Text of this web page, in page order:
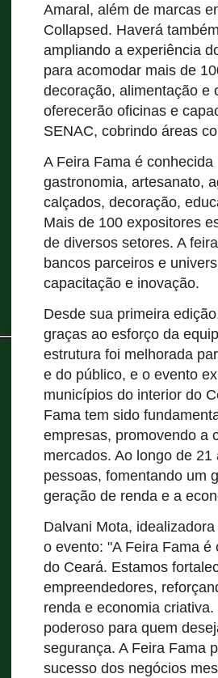
Amaral, além de marcas
Collapsed. Haverá
ampliando a experiência
para acomodar mais de
decoração, alimentação e
oferecerão oficinas e
SENAC, cobrindo áreas
A Feira Fama é
gastronomia, artesanato,
calçados, decoração,
Mais de 100 expositores
de diversos setores. A
bancos parceiros e
capacitação e inovação.
Desde sua primeira
graças ao esforço da
estrutura foi melhorada
e do público, e o evento
municípios do interior do
Fama tem sido
empresas, promovendo a
mercados. Ao longo de
pessoas, fomentando um
geração de renda e a
Dalvani Mota,
o evento: "A Feira Fama
do Ceará. Estamos
empreendedores,
renda e economia
poderoso para quem
segurança. A Feira Fama
sucesso dos negócios